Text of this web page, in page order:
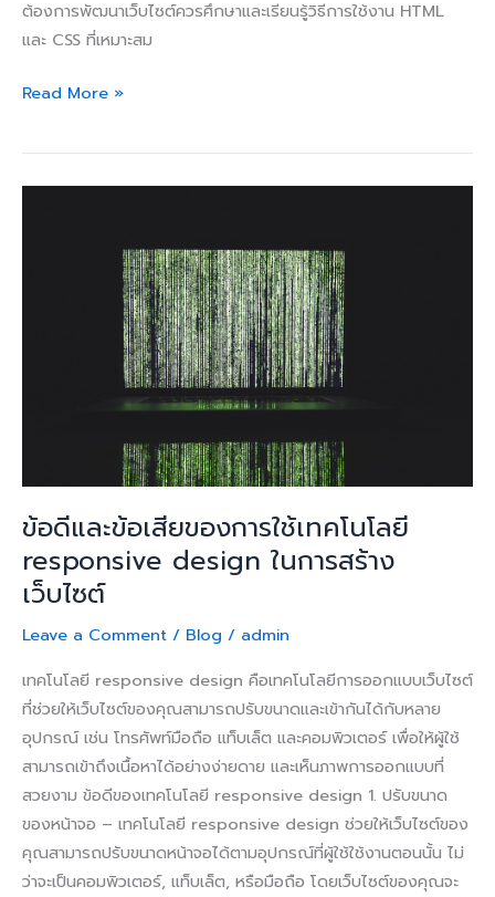
ต้องการพัฒนาเว็บไซต์ควรศึกษาและเรียนรู้วิธีการใช้งาน HTML
และ CSS ที่เหมาะสม
Read More »
ข้อดีและข้อเสียของการใช้เทคโนโลยี
responsive design ในการสร้าง
เว็บไซต์
Leave a Comment / Blog / admin
เทคโนโลยี responsive design คือเทคโนโลยีการออกแบบเว็บไซต์
ที่ช่วยให้เว็บไซต์ของคุณสามารถปรับขนาดและเข้ากันได้กับหลาย
อุปกรณ์ เช่น โทรศัพท์มือถือ แท็บเล็ต และคอมพิวเตอร์ เพื่อให้ผู้ใช้
สามารถเข้าถึงเนื้อหาได้อย่างง่ายดาย และเห็นภาพการออกแบบที่
สวยงาม ข้อดีของเทคโนโลยี responsive design 1. ปรับขนาด
ของหน้าจอ – เทคโนโลยี responsive design ช่วยให้เว็บไซต์ของ
คุณสามารถปรับขนาดหน้าจอได้ตามอุปกรณ์ที่ผู้ใช้ใช้งานตอนนั้น ไม่
ว่าจะเป็นคอมพิวเตอร์, แท็บเล็ต, หรือมือถือ โดยเว็บไซต์ของคุณจะ
ใน
การ
สร้าง
เว็บไซต์